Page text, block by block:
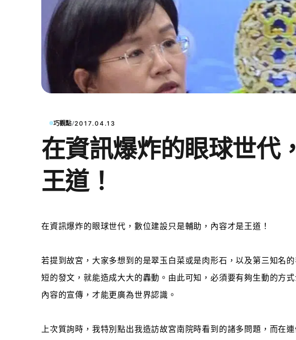
巧觀點/2017.04.13
在資訊爆炸的眼球世代
王道！
在資訊爆炸的眼球世代，數位建設只是輔助，內容才是王道！
若提到故宮 ，大家多想到的是翠玉白菜或是肉形石，以及第三知名
短的發文，就能造成大大的轟動。由此可知，必須要有夠生動的方
內容的宣傳，才能更廣為世界認識。
上次質詢時，我特別點出我造訪故宮南院時看到的諸多問題，而在